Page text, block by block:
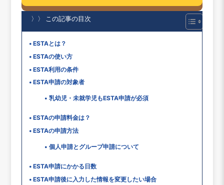
〉〉 この記事の目次
ESTAとは？
ESTAの使い方
ESTA利用の条件
ESTA申請の対象者
乳幼児・未就学児もESTA申請が必須
ESTAの申請料金は？
ESTAの申請方法
個人申請とグループ申請について
ESTA申請にかかる日数
ESTA申請後に入力した情報を変更したい場合